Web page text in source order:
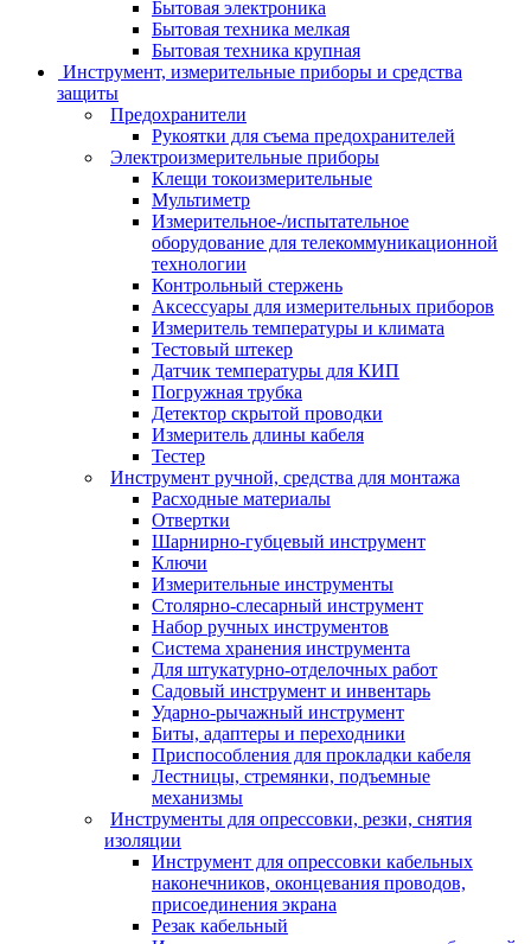
Бытовая электроника
Бытовая техника мелкая
Бытовая техника крупная
Инструмент, измерительные приборы и средства
защиты
Предохранители
Рукоятки для съема предохранителей
Электроизмерительные приборы
Клещи токоизмерительные
Мультиметр
Измерительное-/испытательное
оборудование для телекоммуникационной
технологии
Контрольный стержень
Аксессуары для измерительных приборов
Измеритель температуры и климата
Тестовый штекер
Датчик температуры для КИП
Погружная трубка
Детектор скрытой проводки
Измеритель длины кабеля
Тестер
Инструмент ручной, средства для монтажа
Расходные материалы
Отвертки
Шарнирно-губцевый инструмент
Ключи
Измерительные инструменты
Столярно-слесарный инструмент
Набор ручных инструментов
Система хранения инструмента
Для штукатурно-отделочных работ
Садовый инструмент и инвентарь
Ударно-рычажный инструмент
Биты, адаптеры и переходники
Приспособления для прокладки кабеля
Лестницы, стремянки, подъемные
механизмы
Инструменты для опрессовки, резки, снятия
изоляции
Инструмент для опрессовки кабельных
наконечников, оконцевания проводов,
присоединения экрана
Резак кабельный